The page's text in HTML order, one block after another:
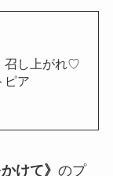
召し上がれ♡
ピア
けて》 のプ